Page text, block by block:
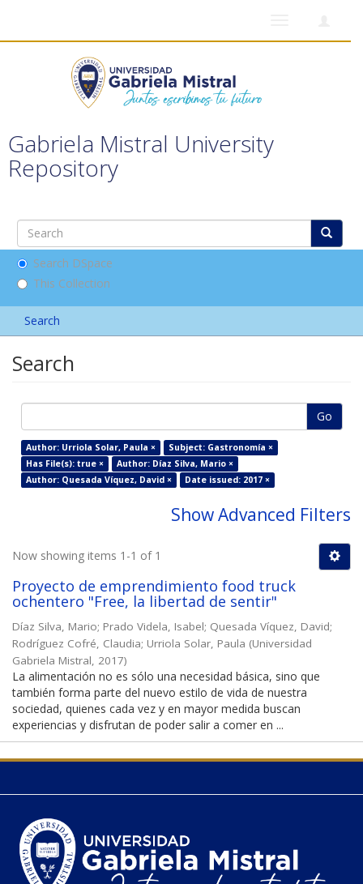
Gabriela Mistral University
Repository
Search DSpace
This Collection
Search
Search
Go
Author: Urriola Solar, Paula ×
Subject: Gastronomía ×
Has File(s): true ×
Author: Díaz Silva, Mario ×
Author: Quesada Víquez, David ×
Date issued: 2017 ×
Show Advanced Filters
Now showing items 1-1 of 1
Proyecto de emprendimiento food truck
ochentero "Free, la libertad de sentir"
Díaz Silva, Mario; Prado Videla, Isabel; Quesada Víquez, David;
Rodríguez Cofré, Claudia; Urriola Solar, Paula (Universidad
Gabriela Mistral, 2017)
La alimentación no es sólo una necesidad básica, sino que
también forma parte del nuevo estilo de vida de nuestra
sociedad, quienes cada vez y en mayor medida buscan
experiencias y disfrutan de poder salir a comer en ...